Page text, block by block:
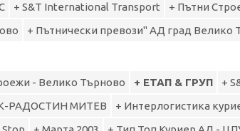
+ S&T International Transport
+ Пътни
+ Пътнически превози" АД град Велико
- Велико Търново + ЕТАП & ГРУП
+
РАДОСТИН МИТЕВ
+ Интерлогистика